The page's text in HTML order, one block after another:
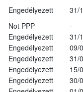
Engedélyezett
31/
Not PPP
-
Engedélyezett
31/
Engedélyezett
09/
Engedélyezett
31/
Engedélyezett
15/
Engedélyezett
30/